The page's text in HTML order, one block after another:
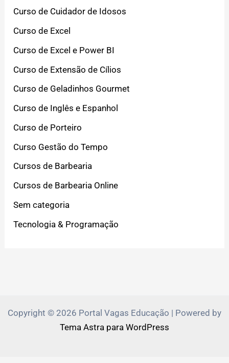
Curso de Cuidador de Idosos
Curso de Excel
Curso de Excel e Power BI
Curso de Extensão de Cílios
Curso de Geladinhos Gourmet
Curso de Inglês e Espanhol
Curso de Porteiro
Curso Gestão do Tempo
Cursos de Barbearia
Cursos de Barbearia Online
Sem categoria
Tecnologia & Programação
Copyright © 2026 Portal Vagas Educação | Powered by
Tema Astra para WordPress